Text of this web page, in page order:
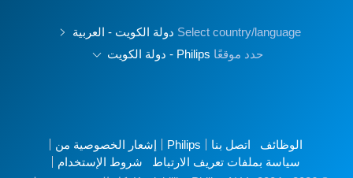
Select country/language دولة الكويت - العربية
حدد موقعًاPhilips - دولة الكويت
الوظائف اتصل بنا Philips
إشعار الخصوصية من
سياسة بملفات تعريف الارتباط
شروط الإستخدام